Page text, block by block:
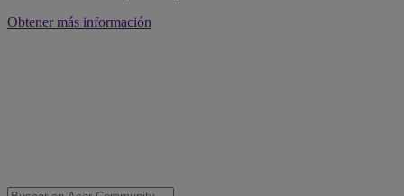
Obtener más información